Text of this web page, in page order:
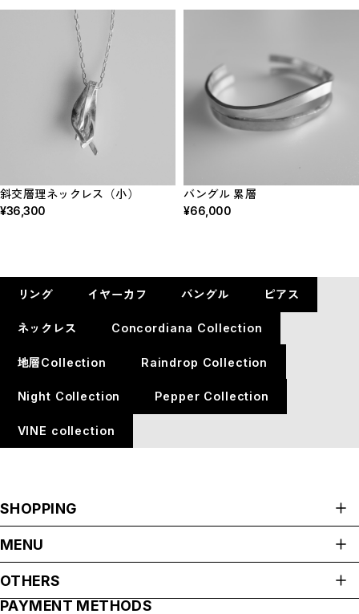
斜交層理ネックレス（小）
¥36,300
バングル 累層
¥66,000
リング イヤーカフ バングル ピアス
ネックレス Concordiana Collection
地層Collection Raindrop Collection
Night Collection Pepper Collection
VINE collection
SHOPPING
イヤーカフ
MENU
OTHERS
プライバシーポリシー
PAYMENT METHODS